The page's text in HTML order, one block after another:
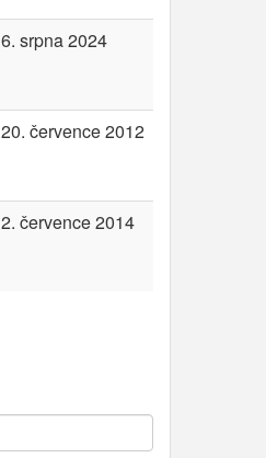
6. srpna 2024
20. července 2012
2. července 2014